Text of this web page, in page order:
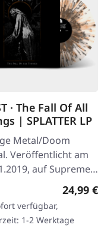
· The Fall Of All
| SPLATTER LP
Metal/Doom
Veröffentlicht am
auf Supreme
Vinyl mit
und braunen
limitiert auf…
24,99 €
verfügbar,
1-2 Werktage